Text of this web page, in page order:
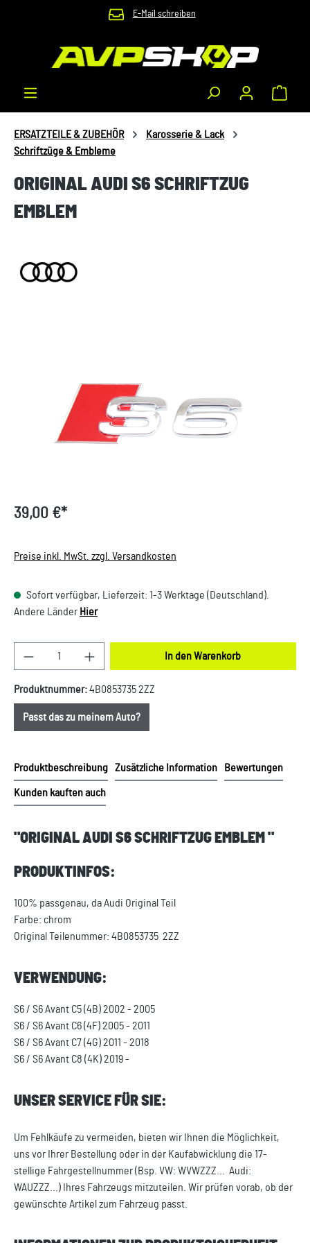
Zum Hauptinhalt springen E-Mail schreiben
ERSATZTEILE & ZUBEHÖR
Karosserie & Lack
Schriftzüge & Embleme
ORIGINAL AUDI S6 SCHRIFTZUG
EMBLEM
39,00 €*
Preise inkl. MwSt. zzgl. Versandkosten
Sofort verfügbar, Lieferzeit: 1-3 Werktage (Deutschland).
Andere Länder Hier
Produkt Anzahl: Gib den gewünschten Wert ein
In den Warenkorb
Produktnummer:4B0853735 2ZZ
Passt das zu meinem Auto?
Produktbeschreibung Zusätzliche Information Bewertungen
Kunden kauften auch
"ORIGINAL AUDI S6 SCHRIFTZUG EMBLEM "
PRODUKTINFOS:
100% passgenau, da Audi Original Teil
Farbe: chrom
Original Teilenummer: 4B0853735 2ZZ
VERWENDUNG:
S6 / S6 Avant C5 (4B) 2002 - 2005
S6 / S6 Avant C6 (4F) 2005 - 2011
S6 / S6 Avant C7 (4G) 2011 - 2018
S6 / S6 Avant C8 (4K) 2019 -
UNSER SERVICE FÜR SIE:
Um Fehlkäufe zu vermeiden, bieten wir Ihnen die Möglichkeit,
uns vor Ihrer Bestellung oder in der Kaufabwicklung die 17-
stellige Fahrgestellnummer (Bsp. VW: WVWZZZ... Audi:
WAUZZZ...) Ihres Fahrzeugs mitzuteilen. Wir prüfen vorab, ob der
gewünschte Artikel zum Fahrzeug passt.